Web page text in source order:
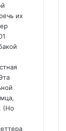
их
(Но